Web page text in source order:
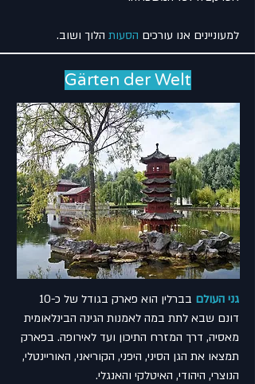
למעוניינים אנו עורכים הסעות הלוך ושוב.
Gärten der Welt
גני העולם
בברלין הוא פארק בגודל של כ-10
דונם שבא לתת במה לאמנות הגינה הבינלאומית
מאסיה, דרך המזרח התיכון ועד לאירופה. בפארק
תמצאו את הגן הסיני, היפני, הקוריאני, האוריינטלי,
הנוצרי, היהודי, האיטלקי והאנגלי.